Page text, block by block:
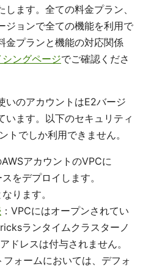
ます。全ての料金プラン、
ジョンで全ての機能を利用で
金プランと機能の対応関係
ングページでご確認くださ
いのアカウントはE2バージ
います。以下のセキュリティ
トでしか利用できません。
AWSアカウントのVPCに
をデプロイします。
ります。
：VPCにはオープンされてい
ランタイムクラスターノ
ドレスは付与されません。
ォームにおいては、デフォ